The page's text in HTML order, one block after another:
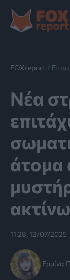
στο
περιεχόμενο
FOXreport /
Νέα
άτομα
11:28, 12/07/2025
Ερμίνα